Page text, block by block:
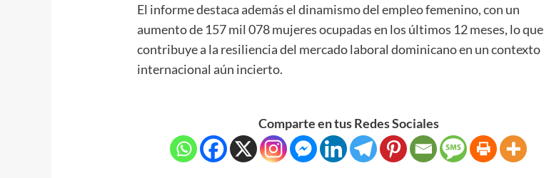
El informe destaca además el dinamismo del empleo femenino, con un
aumento de 157 mil 078 mujeres ocupadas en los últimos 12 meses, lo que
contribuye a la resiliencia del mercado laboral dominicano en un contexto
internacional aún incierto.
Comparte en tus Redes Sociales